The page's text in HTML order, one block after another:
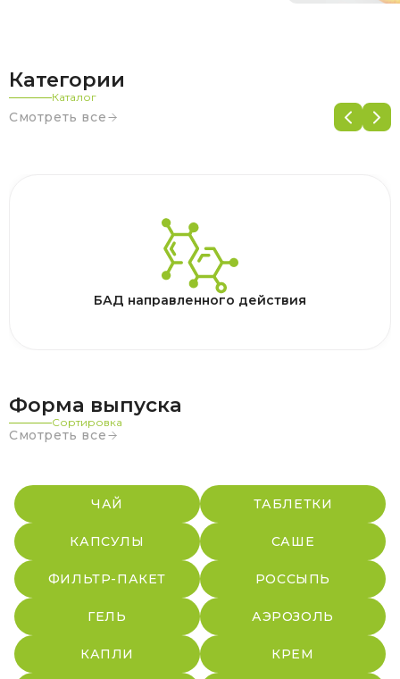
Категории
Каталог
Смотреть все
БАД направленного действия
Форма выпуска
Сортировка
Смотреть все
ЧАЙ ТАБЛЕТКИ
КАПСУЛЫ САШЕ
ФИЛЬТР-ПАКЕТ РОССЫПЬ
ГЕЛЬ АЭРОЗОЛЬ
КАПЛИ КРЕМ